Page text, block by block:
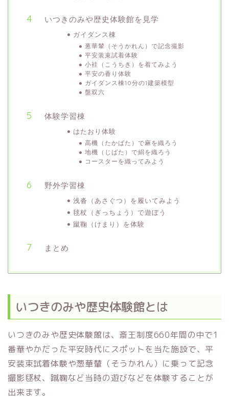
いつきのみや歴史体験館を見学
ガイダンス棟
葱華輦（そうかれん）で記念撮影
平安装束試着体験
小袿（こうちき）を着てみよう
平安の香り体験
ガイダンス棟10分の1建築模型
盤双六
体験学習棟
はたおり体験
高機（たかばた）で麻を織ろう
地機（じばた）で絹を織ろう
コースターを織ってみよう
野外学習棟
浅沓（あさぐつ）を履いてみよう
毬杖（ぎっちょう）で遊ぼう
蹴鞠（けまり）を体験
まとめ
いつきのみや歴史体験館とは
いつきのみや歴史体験館は、斎王制度660年間の中で1
番華やかだった平安時代にスポットを当た施設で、平
安装束試着体験や葱華輦（そうかれん）に乗って記念
撮影毬杖、蹴鞠など当時の遊びなどを体験することが
出来ます。